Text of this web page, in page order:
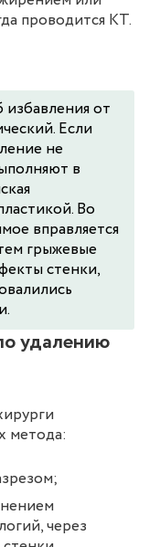
проводится КТ.
от
Если
не
в
Во
вправляется
грыжевые
стенки,
удалению
метода:
через